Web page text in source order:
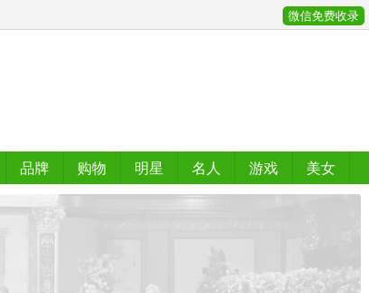
微信免费收录
品牌 购物 明星 名人 游戏
美女